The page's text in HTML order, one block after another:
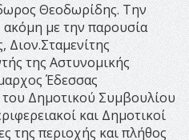
Θεοδωρίδης. Την
ακόμη με την παρουσία
Διον.Σταμενίτης
της Αστυνομικής
Έδεσσας
Δημοτικού Συμβουλίου
και Δημοτικοί
της περιοχής και πλήθος